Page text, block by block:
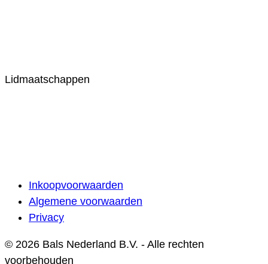
Lidmaatschappen
Inkoopvoorwaarden
Algemene voorwaarden
Privacy
© 2026 Bals Nederland B.V. - Alle rechten
voorbehouden